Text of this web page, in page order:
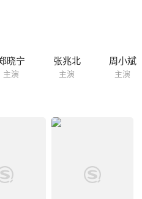
后放手一搏，他和房地产商崔总签下
一个“短、平、快...
晓宁
主演
张兆北
主演
周小斌
主演